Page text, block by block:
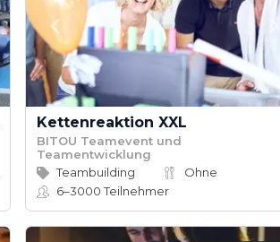
Kettenreaktion XXL
BITOU Teamevent und
Teamentwicklung
Teambuilding
Ohne
6–3000Teilnehmer